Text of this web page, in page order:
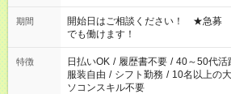
場合、他のお仕事と合わせ週40時間
ん ※法令に基づき、週20時間以上勤
となります ※労働者派遣法（日雇い
短時間・短期間の就業はご案内が難
期間
開始日はご相談ください！ ★急募
でも働けます！
特徴 日払いOK / 履歴書不要 / 40～50代活
服装自由 / シフト勤務 / 10名以上の
ソコンスキル不要